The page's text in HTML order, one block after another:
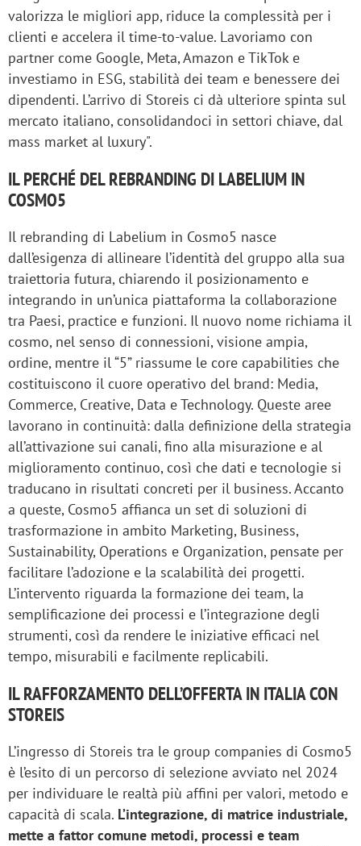
valorizza le migliori app, riduce la complessità per i
clienti e accelera il time-to-value. Lavoriamo con
partner come Google, Meta, Amazon e TikTok e
investiamo in ESG, stabilità dei team e benessere dei
dipendenti. L’arrivo di Storeis ci dà ulteriore spinta sul
mercato italiano, consolidandoci in settori chiave, dal
mass market al luxury".
IL PERCHÉ DEL REBRANDING DI LABELIUM IN
COSMO5
Il rebranding di Labelium in Cosmo5 nasce
dall’esigenza di allineare l’identità del gruppo alla sua
traiettoria futura, chiarendo il posizionamento e
integrando in un’unica piattaforma la collaborazione
tra Paesi, practice e funzioni. Il nuovo nome richiama il
cosmo, nel senso di connessioni, visione ampia,
ordine, mentre il “5” riassume le core capabilities che
costituiscono il cuore operativo del brand: Media,
Commerce, Creative, Data e Technology. Queste aree
lavorano in continuità: dalla definizione della strategia
all’attivazione sui canali, fino alla misurazione e al
miglioramento continuo, così che dati e tecnologie si
traducano in risultati concreti per il business. Accanto
a queste, Cosmo5 affianca un set di soluzioni di
trasformazione in ambito Marketing, Business,
Sustainability, Operations e Organization, pensate per
facilitare l’adozione e la scalabilità dei progetti.
L’intervento riguarda la formazione dei team, la
semplificazione dei processi e l’integrazione degli
strumenti, così da rendere le iniziative efficaci nel
tempo, misurabili e facilmente replicabili.
IL RAFFORZAMENTO DELL’OFFERTA IN ITALIA CON
STOREIS
L’ingresso di Storeis tra le group companies di Cosmo5
è l’esito di un percorso di selezione avviato nel 2024
per individuare le realtà più affini per valori, metodo e
capacità di scala. L’integrazione, di matrice industriale,
mette a fattor comune metodi, processi e team